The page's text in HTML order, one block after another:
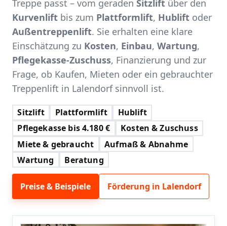
Treppe passt – vom geraden Sitzlift über den
Kurvenlift bis zum Plattformlift, Hublift oder
Außentreppenlift. Sie erhalten eine klare
Einschätzung zu Kosten, Einbau, Wartung,
Pflegekasse-Zuschuss, Finanzierung und zur
Frage, ob Kaufen, Mieten oder ein gebrauchter
Treppenlift in Lalendorf sinnvoll ist.
Sitzlift Plattformlift
Hublift
Pflegekasse bis 4.180 €
Kosten & Zuschuss
Miete & gebraucht
Aufmaß & Abnahme
Wartung
Beratung
Preise & Beispiele Förderung in Lalendorf